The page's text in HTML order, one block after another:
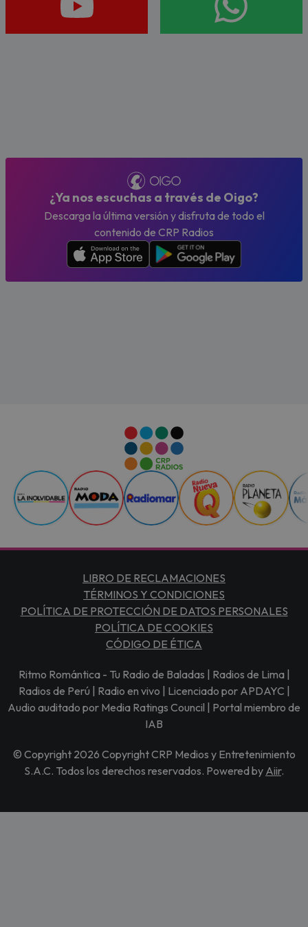
¿Ya nos escuchas a través de Oigo?
Descarga la última versión y disfruta de todo el
contenido de CRP Radios
LIBRO DE RECLAMACIONES
TÉRMINOS Y CONDICIONES
POLÍTICA DE PROTECCIÓN DE DATOS PERSONALES
POLÍTICA DE COOKIES
CÓDIGO DE ÉTICA
Ritmo Romántica - Tu Radio de Baladas | Radios de Lima |
Radios de Perú | Radio en vivo | Licenciado por APDAYC |
Audio auditado por Media Ratings Council | Portal miembro de
IAB
© Copyright 2026 Copyright CRP Medios y Entretenimiento
S.A.C. Todos los derechos reservados. Powered by Aiir.